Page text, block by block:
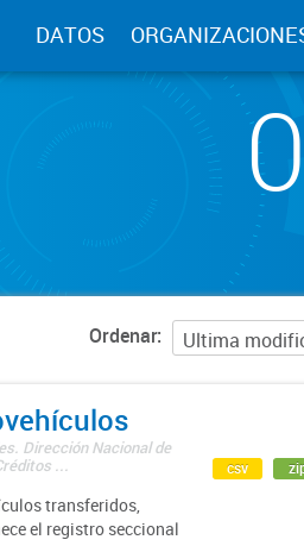
DATOS
Ordenar
Dirección Nacional de
...
transferidos,
el registro seccional
csv